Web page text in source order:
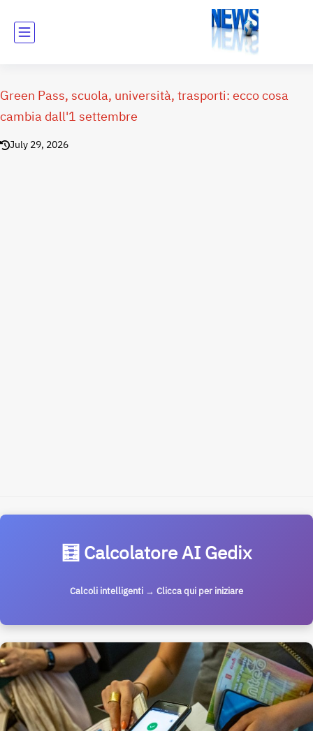
Green Pass, scuola, università, trasporti: ecco cosa
cambia dall'1 settembre
July 29, 2026
🧮 Calcolatore AI Gedix
Calcoli intelligenti → Clicca qui per iniziare